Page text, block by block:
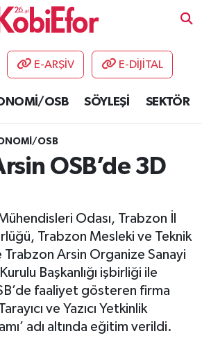
E-ARŞİV E-DİJİTAL
OSB SÖYLEŞİ SEKTÖR
OSB
OSB’de 3D
Odası, Trabzon İl
Trabzon Mesleki ve Teknik
Trabzon Arsin Organize Sanayi
Başkanlığı işbirliği ile
faaliyet gösteren firma
ve Yazıcı Yetkinlik
adı altında eğitim verildi.